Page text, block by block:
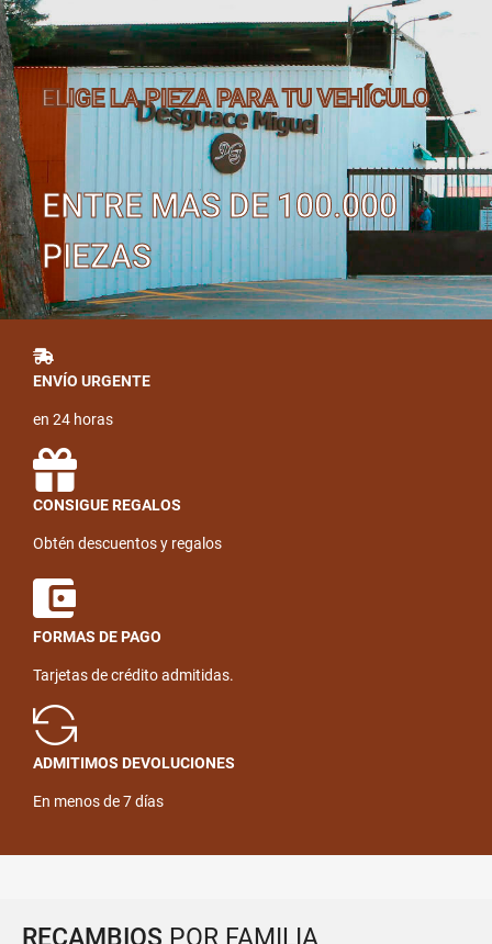
ELIGE LA PIEZA PARA TU VEHÍCULO
ENTRE MAS DE 100.000
PIEZAS
ENVÍO URGENTE
en 24 horas
CONSIGUE REGALOS
Obtén descuentos y regalos
FORMAS DE PAGO
Tarjetas de crédito admitidas.
ADMITIMOS DEVOLUCIONES
En menos de 7 días
RECAMBIOS POR FAMILIA